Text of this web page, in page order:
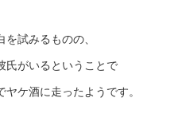
試みるものの、
氏がいるということで
ケ酒に走ったようです。